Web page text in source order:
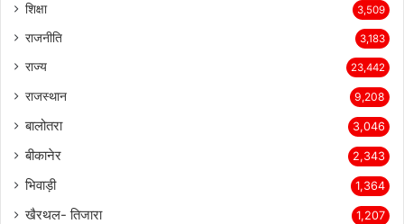
शिक्षा 3,509
राजनीति 3,183
राज्य 23,442
राजस्थान 9,208
बालोतरा 3,046
बीकानेर 2,343
भिवाड़ी 1,364
खैरथल- तिजारा 1,207